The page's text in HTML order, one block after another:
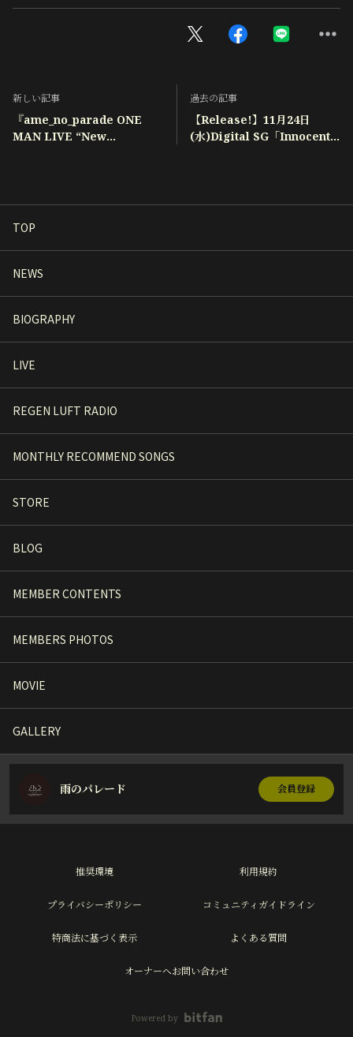
新しい記事
『ame_no_parade ONE
MAN LIVE “New
過去の記事
【Release!】11月24日
(水)Digital SG「Innocent
TOP
NEWS
BIOGRAPHY
LIVE
REGEN LUFT RADIO
MONTHLY RECOMMEND SONGS
STORE
BLOG
MEMBER CONTENTS
MEMBERS PHOTOS
MOVIE
GALLERY
雨のパレード 会員登録
推奨環境 利用規約
プライバシーポリシー コミュニティガイドライン
特商法に基づく表示 よくある質問
オーナーへお問い合わせ
Powered by